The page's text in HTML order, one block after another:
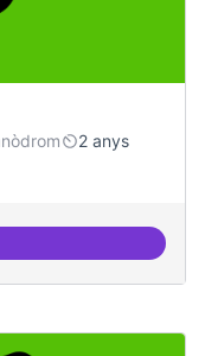
2 anys
Canòdrom